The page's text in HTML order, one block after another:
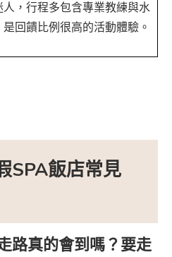
人，行程多包含專業教練與水
是回饋比例很高的活動體驗。
SPA飯店常見
路真的會到嗎？要走